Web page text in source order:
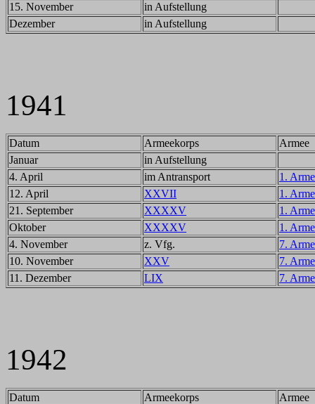
15. November
in Aufstellung
Dezember
in Aufstellung
1941
Datum Armeekorps
Armee
Januar
in Aufstellung
4. April
im Antransport
1.
12. April
XXVII
1.
21. September
XXXXV
1.
Oktober
XXXXV
1.
4. November
z. Vfg.
7.
10. November
XXV
7.
11. Dezember
LIX 7.
1942
Datum Armeekorps
Armee